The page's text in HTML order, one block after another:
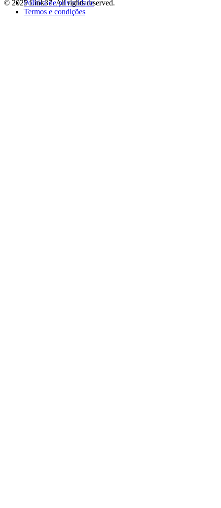
Política de privacidade
Termos e condições
© 2025 Link37. All rights reserved.